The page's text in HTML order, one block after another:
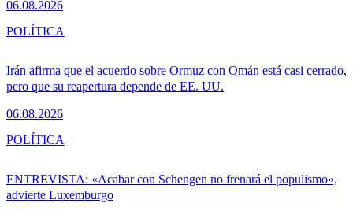
06.08.2026
Irán afirma que el acuerdo sobre Ormuz con Omán está casi cerrado,
pero que su reapertura depende de EE. UU.
06.08.2026
POLÍTICA
ENTREVISTA: «Acabar con Schengen no frenará el populismo»,
advierte Luxemburgo
POLÍTICA